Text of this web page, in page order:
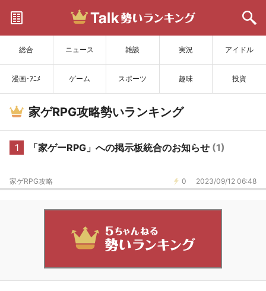
総合 ニュース 雑談 実況 アイドル
漫画･ｱﾆﾒ ゲーム スポーツ 趣味 投資
サイトを更新
家ゲRPG攻略勢いランキング
1 「家ゲーRPG」への掲示板統合のお知らせ (1)
0 2023/09/12 06:48
家ゲRPG攻略